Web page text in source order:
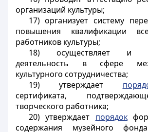
организаций культуры;
17) организует систему
повышения квалификации
работников культуры;
18) осуществляет и
деятельность в сфере
культурного сотрудничества;
19) утверждает
сертификата,
творческого работника;
20) утверждает порядок
содержания музейного